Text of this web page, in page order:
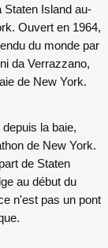
Staten Island au-
Ouvert en 1964,
du monde par
da Verrazzano,
de New York.
la baie,
de New York.
de Staten
au début du
n'est pas un pont